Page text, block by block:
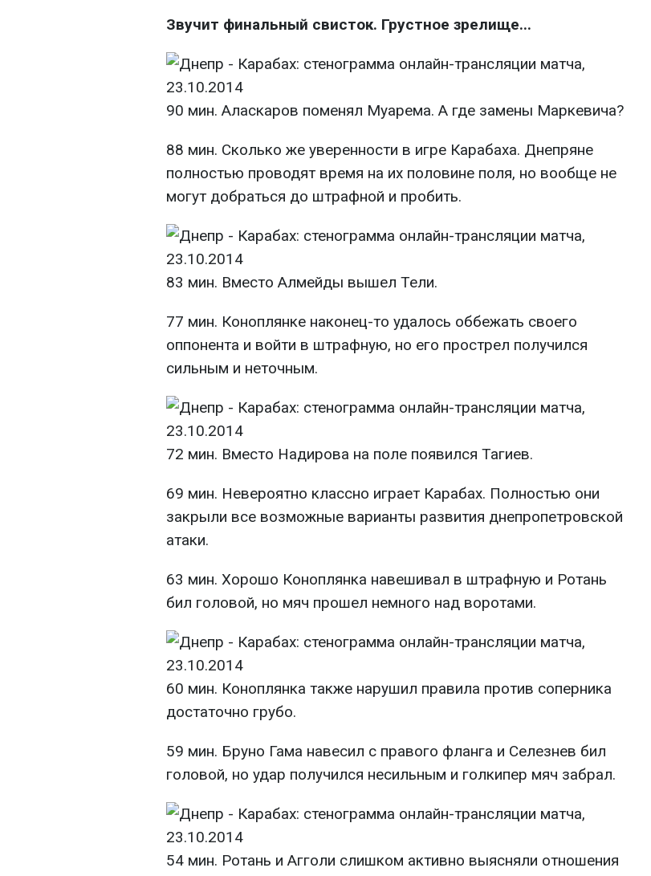
Звучит финальный свисток. Грустное зрелище...
90 мин. Аласкаров поменял Муарема. А где замены Маркевича?
88 мин. Сколько же уверенности в игре Карабаха. Днепряне
полностью проводят время на их половине поля, но вообще не
могут добраться до штрафной и пробить.
83 мин. Вместо Алмейды вышел Тели.
77 мин. Коноплянке наконец-то удалось оббежать своего
оппонента и войти в штрафную, но его прострел получился
сильным и неточным.
72 мин. Вместо Надирова на поле появился Тагиев.
69 мин. Невероятно классно играет Карабах. Полностью они
закрыли все возможные варианты развития днепропетровской
атаки.
63 мин. Хорошо Коноплянка навешивал в штрафную и Ротань
бил головой, но мяч прошел немного над воротами.
60 мин. Коноплянка также нарушил правила против соперника
достаточно грубо.
59 мин. Бруно Гама навесил с правого фланга и Селезнев бил
головой, но удар получился несильным и голкипер мяч забрал.
54 мин. Ротань и Агголи слишком активно выясняли отношения